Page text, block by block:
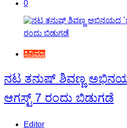
0
ಸಿನಿಮಾ
ನಟ ತನುಷ್ ಶಿವಣ್ಣ
ಆಗಸ್ಟ್ 7 ರಂದು ಬಿಡುಗಡೆ
Editor